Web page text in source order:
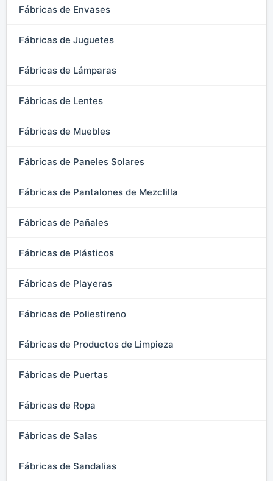
Fábricas de Envases
Fábricas de Juguetes
Fábricas de Lámparas
Fábricas de Lentes
Fábricas de Muebles
Fábricas de Paneles Solares
Fábricas de Pantalones de Mezclilla
Fábricas de Pañales
Fábricas de Plásticos
Fábricas de Playeras
Fábricas de Poliestireno
Fábricas de Productos de Limpieza
Fábricas de Puertas
Fábricas de Ropa
Fábricas de Salas
Fábricas de Sandalias